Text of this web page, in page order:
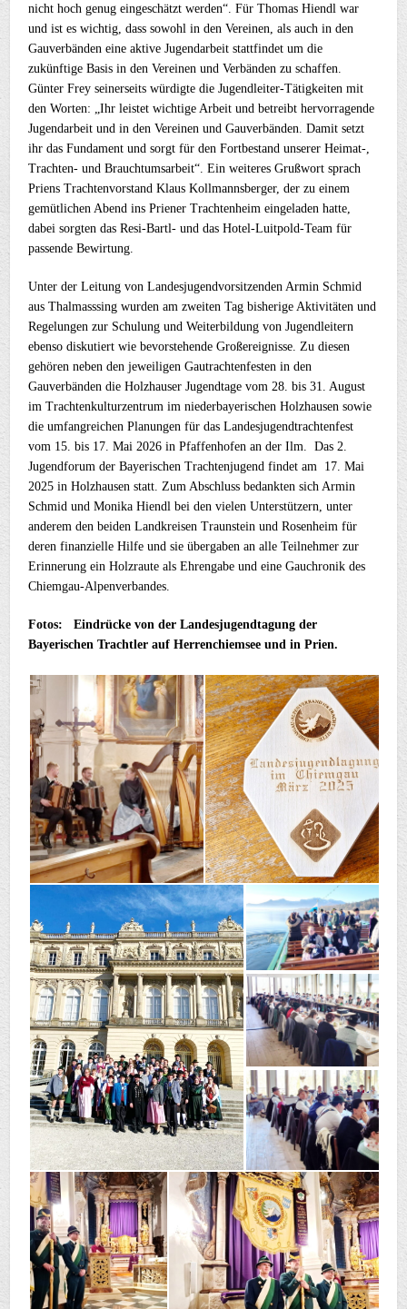
nicht hoch genug eingeschätzt werden“. Für Thomas Hiendl war
und ist es wichtig, dass sowohl in den Vereinen, als auch in den
Gauverbänden eine aktive Jugendarbeit stattfindet um die
zukünftige Basis in den Vereinen und Verbänden zu schaffen.
Günter Frey seinerseits würdigte die Jugendleiter-Tätigkeiten mit
den Worten: „Ihr leistet wichtige Arbeit und betreibt hervorragende
Jugendarbeit und in den Vereinen und Gauverbänden. Damit setzt
ihr das Fundament und sorgt für den Fortbestand unserer Heimat-,
Trachten- und Brauchtumsarbeit“. Ein weiteres Grußwort sprach
Priens Trachtenvorstand Klaus Kollmannsberger, der zu einem
gemütlichen Abend ins Priener Trachtenheim eingeladen hatte,
dabei sorgten das Resi-Bartl- und das Hotel-Luitpold-Team für
passende Bewirtung.
Unter der Leitung von Landesjugendvorsitzenden Armin Schmid
aus Thalmasssing wurden am zweiten Tag bisherige Aktivitäten und
Regelungen zur Schulung und Weiterbildung von Jugendleitern
ebenso diskutiert wie bevorstehende Großereignisse. Zu diesen
gehören neben den jeweiligen Gautrachtenfesten in den
Gauverbänden die Holzhauser Jugendtage vom 28. bis 31. August
im Trachtenkulturzentrum im niederbayerischen Holzhausen sowie
die umfangreichen Planungen für das Landesjugendtrachtenfest
vom 15. bis 17. Mai 2026 in Pfaffenhofen an der Ilm. Das 2.
Jugendforum der Bayerischen Trachtenjugend findet am 17. Mai
2025 in Holzhausen statt. Zum Abschluss bedankten sich Armin
Schmid und Monika Hiendl bei den vielen Unterstützern, unter
anderem den beiden Landkreisen Traunstein und Rosenheim für
deren finanzielle Hilfe und sie übergaben an alle Teilnehmer zur
Erinnerung ein Holzraute als Ehrengabe und eine Gauchronik des
Chiemgau-Alpenverbandes.
Fotos: Eindrücke von der Landesjugendtagung der
Bayerischen Trachtler auf Herrenchiemsee und in Prien.